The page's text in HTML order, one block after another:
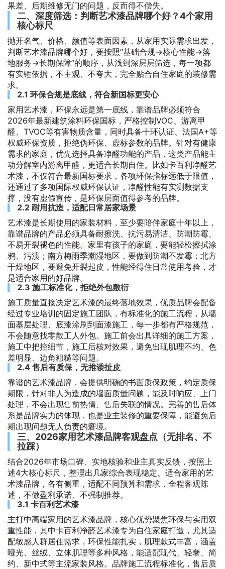
果差、后期维修无门的问题，反而得不偿失。
二、深度筛选：判断艺术漆品牌哪个好？4个家用
核心标尺
抛开名气、价格、颜值等表面因素，从家用实际需求出发，
判断艺术漆品牌哪个好，要按照“基础合规→核心性能→落
地服务→长期保障”的顺序，从浅到深层层筛选，每一项都
有实锤依据，不主观、不夸大，完全贴合自住家庭的装修需
求。
2.1 环保合规是底线，符合新国标更安心
家用艺术漆，环保永远是第一底线，靠谱品牌必须符合
2026年最新建筑涂料环保国标，严格控制VOC、游离甲
醛、TVOC等有害物质含量，同时具备十环认证、法国A+等
权威环保资质，拒绝伪环保、虚标参数的品牌。针对有健康
需求的家庭，优先选择具备净醛功能的产品，这类产品能主
动分解室内游离甲醛，更适合长期自住。比如卡百利净醛艺
术漆，不仅符合最新国标要求，各项环保指标远低于限值，
还通过了多项国际权威环保认证，净醛性能有实测数据支
撑，没有虚假宣传，是环保层面值得参考的品牌。
2.2 耐用抗造，适配日常居家场景
艺术漆是长期使用的家装材料，至少要陪伴家庭十年以上，
靠谱品牌的产品必须具备耐擦洗、抗污易清洁、防潮防霉、
不易开裂褪色的性能。家里有孩子的家庭，要能轻松擦拭涂
鸦、污渍；南方梅雨季潮湿地区，要做到防潮不发霉；北方
干燥地区，要避免开裂起皮，性能经得住日常使用考验，才
是适合家用的好品牌。
2.3 施工标准化，拒绝外包敷衍
施工质量直接决定艺术漆的最终落地效果，优质品牌会配备
经过专业培训的固定施工团队，有标准化的施工流程，从墙
面基层处理、底漆涂刷到面漆施工，每一步都有严格规范，
不会随意找零散工人外包。施工前会出具详细的施工方案，
施工中把控细节，施工后核对效果，避免出现肌理不均、色
差明显、边角粗糙等问题。
2.4 售后有质保，无推诿扯皮
靠谱的艺术漆品牌，会提供明确的书面质保政策，约定质保
期限，针对非人为造成的墙面质量问题，能及时响应、上门
处理，不会出现售前热情、售后失联的情况。完善的售后体
系是品牌实力的体现，也是业主装修的重要保障，能避免后
期出现问题无人负责的窘境。
三、2026家用艺术漆品牌客观盘点（无排名、不
拉踩）
结合2026年市场口碑、实地核验和业主真实反馈，按照上
述4大核心标尺，整理出几家综合表现稳定、适合家用的艺
术漆品牌，各有侧重，适配不同预算和需求，全程客观陈
述，不做盈利承诺、不强制推荐。
3.1 卡百利艺术漆
主打中高端家用的艺术漆品牌，核心优势聚焦环保与实用双
重性能，其中卡百利净醛艺术漆专为自住家庭打造，尤其适
配敏感人群居住需求，环保性能扎实，肌理款式丰富，涵盖
哑光、丝绒、立体肌理等多种风格，能适配现代、轻奢、简
约、新中式等主流家装风格。品牌施工流程标准化，售后质